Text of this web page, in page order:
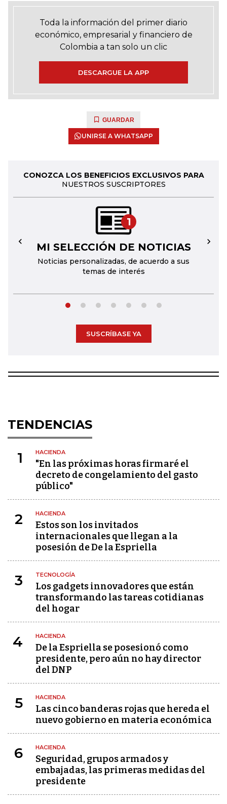
Toda la información del primer diario
económico, empresarial y financiero de
Colombia a tan solo un clic
DESCARGUE LA APP
GUARDAR
UNIRSE A WHATSAPP
CONOZCA LOS BENEFICIOS EXCLUSIVOS PARA
NUESTROS SUSCRIPTORES
1
MI SELECCIÓN DE NOTICIAS
Noticias personalizadas, de acuerdo a sus
temas de interés
← →
SUSCRÍBASE YA
TENDENCIAS
1 HACIENDA
"En las próximas horas firmaré el
decreto de congelamiento del gasto
público"
2 HACIENDA
Estos son los invitados
internacionales que llegan a la
posesión de De la Espriella
3 TECNOLOGÍA
Los gadgets innovadores que están
transformando las tareas cotidianas
del hogar
4 HACIENDA
De la Espriella se posesionó como
presidente, pero aún no hay director
del DNP
5 HACIENDA
Las cinco banderas rojas que hereda el
nuevo gobierno en materia económica
6 HACIENDA
Seguridad, grupos armados y
embajadas, las primeras medidas del
presidente